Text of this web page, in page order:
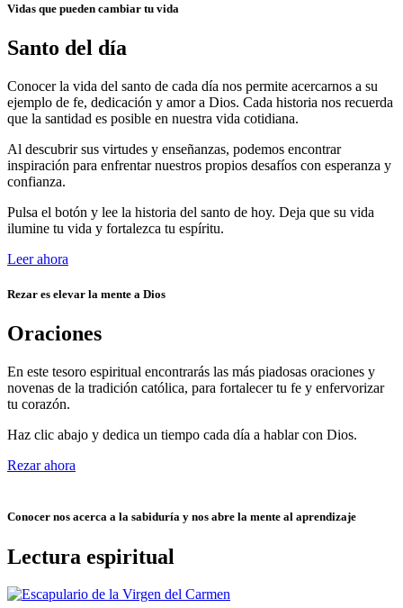
Vidas que pueden cambiar tu vida
Santo del día
Conocer la vida del santo de cada día nos permite acercarnos a su
ejemplo de fe, dedicación y amor a Dios. Cada historia nos recuerda
que la santidad es posible en nuestra vida cotidiana.
Al descubrir sus virtudes y enseñanzas, podemos encontrar
inspiración para enfrentar nuestros propios desafíos con esperanza y
confianza.
Pulsa el botón y lee la historia del santo de hoy. Deja que su vida
ilumine tu vida y fortalezca tu espíritu.
Leer ahora
Rezar es elevar la mente a Dios
Oraciones
En este tesoro espiritual encontrarás las más piadosas oraciones y
novenas de la tradición católica, para fortalecer tu fe y enfervorizar
tu corazón.
Haz clic abajo y dedica un tiempo cada día a hablar con Dios.
Rezar ahora
Conocer nos acerca a la sabiduría y nos abre la mente al aprendizaje
Lectura espiritual